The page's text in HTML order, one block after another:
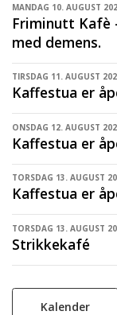
MANDAG 10. AUGUST
Friminutt Kafè
med demens.
TIRSDAG 11. AUGUST
Kaffestua er
ONSDAG 12. AUGUST
Kaffestua er
TORSDAG 13. AUGUST
Kaffestua er
TORSDAG 13. AUGUST
Strikkekafé
Kalender